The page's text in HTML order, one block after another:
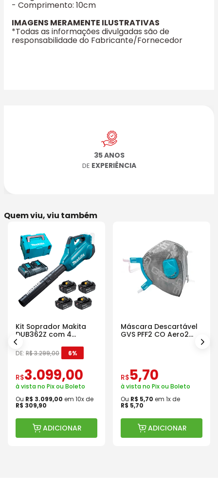
- Comprimento: 10cm
IMAGENS MERAMENTE ILUSTRATIVAS
*Todas as informações divulgadas são de
responsabilidade do Fabricante/Fornecedor
35 ANOS
DE EXPERIÊNCIA
Quem viu, viu também
Kit Soprador Makita
DUB362Z com 4
Baterias Carregador e
Maleta
DE: R$3.299,00 6%
R$3.099,00
à vista no Pix ou Boleto
Ou R$ 3.099,00 em 10x de
R$ 309,90
ADICIONAR
Máscara Descartável
GVS PFF2 CO Aero2
R$5,70
à vista no Pix ou Boleto
Ou R$ 5,70 em 1x de
R$ 5,70
ADICIONAR